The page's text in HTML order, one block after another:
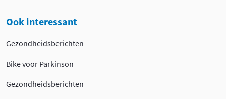
Ook interessant
Gezondheidsberichten
Bike voor Parkinson
Gezondheidsberichten